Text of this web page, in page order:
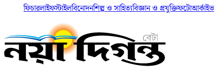
ফিচারলাইফস্টাইলবিনোদনশিল্প ও সাহিত্যবিজ্ঞান ও প্রযুক্তিফটোআর্কাইভ